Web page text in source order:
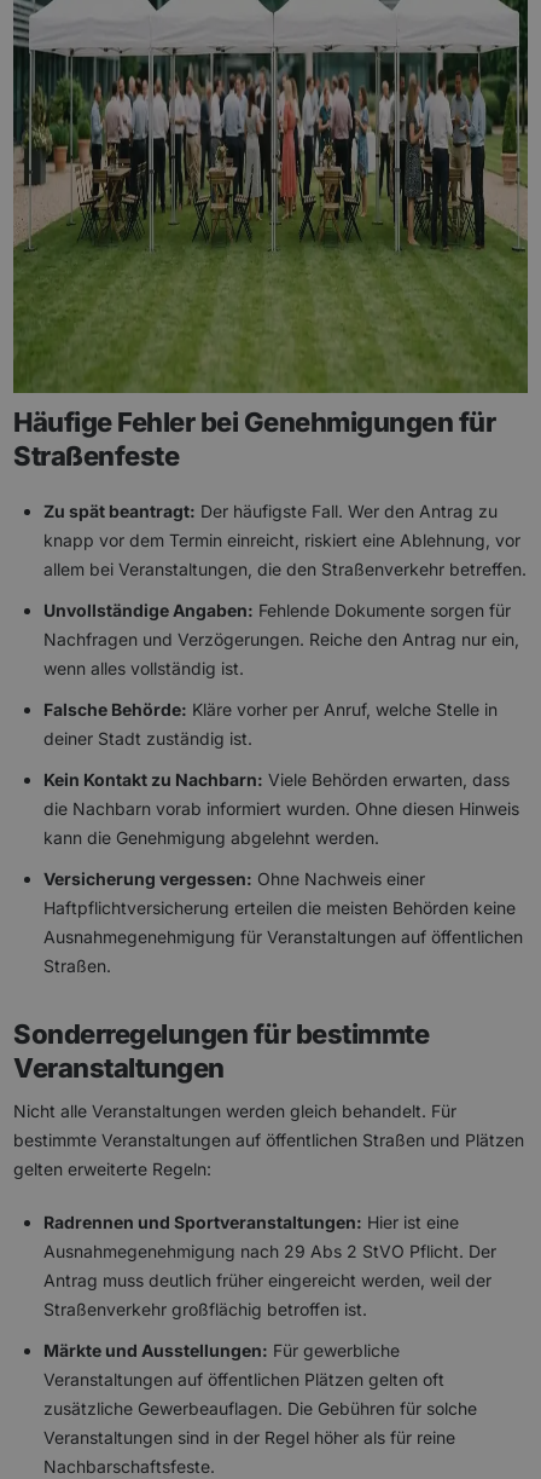
Häufige Fehler bei Genehmigungen für
Straßenfeste
Zu spät beantragt: Der häufigste Fall. Wer den Antrag zu
knapp vor dem Termin einreicht, riskiert eine Ablehnung, vor
allem bei Veranstaltungen, die den Straßenverkehr betreffen.
Unvollständige Angaben: Fehlende Dokumente sorgen für
Nachfragen und Verzögerungen. Reiche den Antrag nur ein,
wenn alles vollständig ist.
Falsche Behörde: Kläre vorher per Anruf, welche Stelle in
deiner Stadt zuständig ist.
Kein Kontakt zu Nachbarn: Viele Behörden erwarten, dass
die Nachbarn vorab informiert wurden. Ohne diesen Hinweis
kann die Genehmigung abgelehnt werden.
Versicherung vergessen: Ohne Nachweis einer
Haftpflichtversicherung erteilen die meisten Behörden keine
Ausnahmegenehmigung für Veranstaltungen auf öffentlichen
Straßen.
Sonderregelungen für bestimmte
Veranstaltungen
Nicht alle Veranstaltungen werden gleich behandelt. Für
bestimmte Veranstaltungen auf öffentlichen Straßen und Plätzen
gelten erweiterte Regeln:
Radrennen und Sportveranstaltungen: Hier ist eine
Ausnahmegenehmigung nach 29 Abs 2 StVO Pflicht. Der
Antrag muss deutlich früher eingereicht werden, weil der
Straßenverkehr großflächig betroffen ist.
Märkte und Ausstellungen: Für gewerbliche
Veranstaltungen auf öffentlichen Plätzen gelten oft
zusätzliche Gewerbeauflagen. Die Gebühren für solche
Veranstaltungen sind in der Regel höher als für reine
Nachbarschaftsfeste.